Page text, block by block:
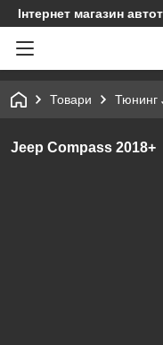
Інтернет магазин
Товари Тюнинг
Jeep Compass 2018+